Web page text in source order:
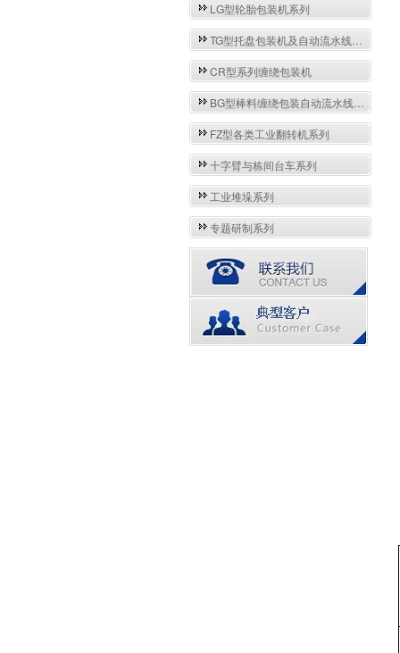
LG型轮胎包装机系列
TG型托盘包装机及自动流水线系列
CR型系列缠绕包装机
BG型棒料缠绕包装自动流水线系列
FZ型各类工业翻转机系列
十字臂与栋间台车系列
工业堆垛系列
专题研制系列